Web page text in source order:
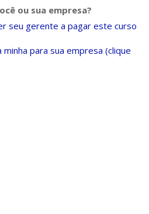
ou sua empresa?
seu gerente a pagar este curso
para sua empresa (clique